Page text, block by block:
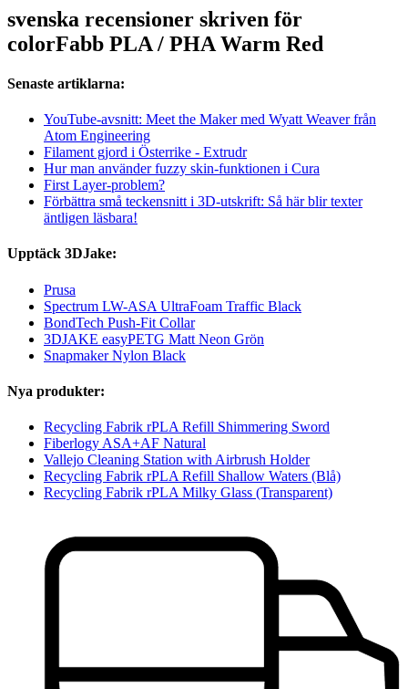
svenska recensioner skriven för
colorFabb PLA / PHA Warm Red
Senaste artiklarna:
YouTube-avsnitt: Meet the Maker med Wyatt Weaver från
Atom Engineering
Filament gjord i Österrike - Extrudr
Hur man använder fuzzy skin-funktionen i Cura
First Layer-problem?
Förbättra små teckensnitt i 3D-utskrift: Så här blir texter
äntligen läsbara!
Upptäck 3DJake:
Prusa
Spectrum LW-ASA UltraFoam Traffic Black
BondTech Push-Fit Collar
3DJAKE easyPETG Matt Neon Grön
Snapmaker Nylon Black
Nya produkter:
Recycling Fabrik rPLA Refill Shimmering Sword
Fiberlogy ASA+AF Natural
Vallejo Cleaning Station with Airbrush Holder
Recycling Fabrik rPLA Refill Shallow Waters (Blå)
Recycling Fabrik rPLA Milky Glass (Transparent)